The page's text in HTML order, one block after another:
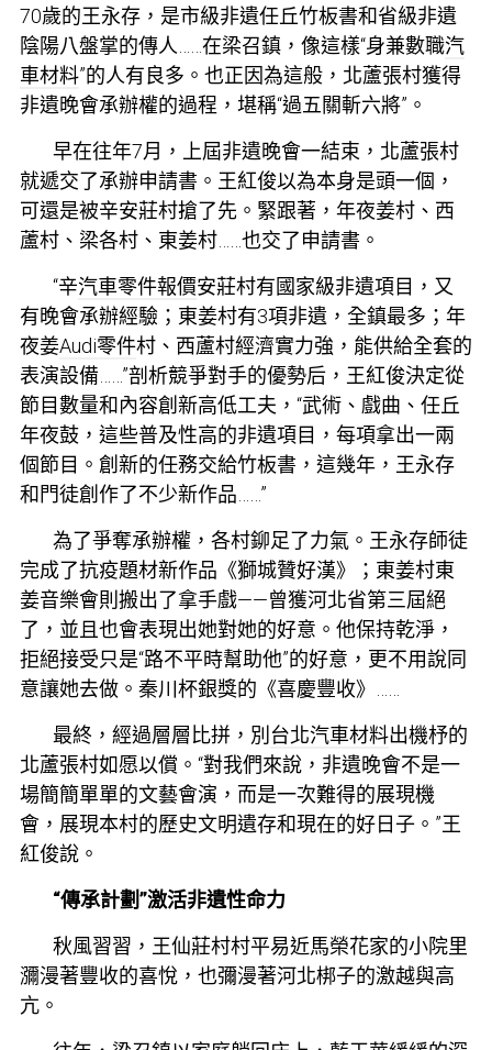
70歲的王永存，是市級非遺任丘竹板書和省級非遺
陰陽八盤掌的傳人……在梁召鎮，像這樣“身兼數職汽
車材料”的人有良多。也正因為這般，北蘆張村獲得
非遺晚會承辦權的過程，堪稱“過五關斬六將”。
早在往年7月，上屆非遺晚會一結束，北蘆張村
就遞交了承辦申請書。王紅俊以為本身是頭一個，
可還是被辛安莊村搶了先。緊跟著，年夜姜村、西
蘆村、梁各村、東姜村……也交了申請書。
“辛汽車零件報價安莊村有國家級非遺項目，又
有晚會承辦經驗；東姜村有3項非遺，全鎮最多；年
夜姜Audi零件村、西蘆村經濟實力強，能供給全套的
表演設備……”剖析競爭對手的優勢后，王紅俊決定從
節目數量和內容創新高低工夫，“武術、戲曲、任丘
年夜鼓，這些普及性高的非遺項目，每項拿出一兩
個節目。創新的任務交給竹板書，這幾年，王永存
和門徒創作了不少新作品……”
為了爭奪承辦權，各村鉚足了力氣。王永存師徒
完成了抗疫題材新作品《獅城贊好漢》；東姜村東
姜音樂會則搬出了拿手戲——曾獲河北省第三屆絕
了，並且也會表現出她對她的好意。他保持乾淨，
拒絕接受只是“路不平時幫助他”的好意，更不用說同
意讓她去做。秦川杯銀獎的《喜慶豐收》……
最終，經過層層比拼，別 台北汽車材料出機杼的
北蘆張村如愿以償。“對我們來說，非遺晚會不是一
場簡簡單單的文藝會演，而是一次難得的展現機
會，展現本村的歷史文明遺存和現在的好日子。”王
紅俊說。
“傳承計劃”激活非遺性命力
秋風習習，王仙莊村村平易近馬榮花家的小院里
瀰漫著豐收的喜悅，也彌漫著河北梆子的激越與高
亢。